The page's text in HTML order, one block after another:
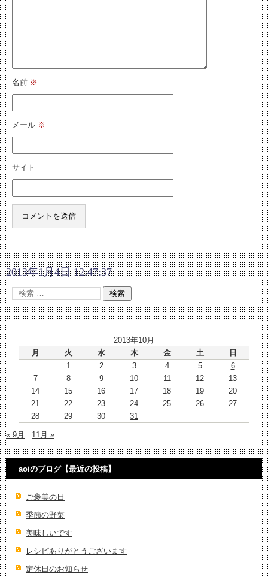
名前 ※
メール ※
サイト
2013年1月4日 12:47:37
2013年10月
月
火 水 木 金 土
日
1
2 3 4 5
6
7
8 9 10 11 12
13
14
15 16 17 18 19
20
21
22 23 24 25 26
27
28
29 30 31
« 9月 11月 »
aoiのブログ【最近の投稿】
ご褒美の日
季節の野菜
美味しいです
レシピありがとうございます
定休日のお知らせ